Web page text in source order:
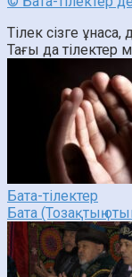
Тілек сізге ұнаса,
Тағы да тілектер
Бата-тілектер
Бата (Тозақтың